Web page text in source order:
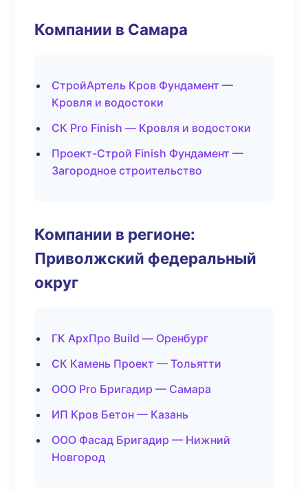
Компании в Самара
СтройАртель Кров Фундамент —
Кровля и водостоки
СК Pro Finish — Кровля и водостоки
Проект-Строй Finish Фундамент —
Загородное строительство
Компании в регионе:
Приволжский федеральный
округ
ГК АрхПро Build — Оренбург
СК Камень Проект — Тольятти
ООО Pro Бригадир — Самара
ИП Кров Бетон — Казань
ООО Фасад Бригадир — Нижний
Новгород